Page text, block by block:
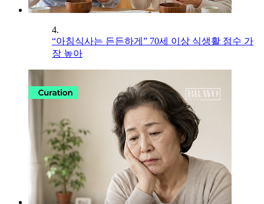
4.
“아침식사는 든든하게” 70세 이상 식생활 점수 가
장 높아